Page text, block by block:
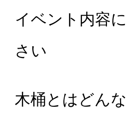
イベント内容
さい
木桶とはどん